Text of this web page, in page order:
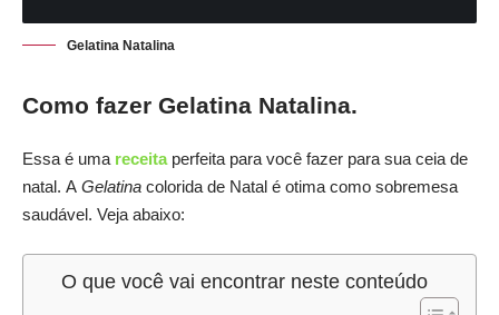
Gelatina Natalina
Como fazer Gelatina Natalina.
Essa é uma receitaperfeita para você fazer para sua ceia de
natal. A Gelatina colorida de Natal é otima como sobremesa
saudável. Veja abaixo:
O que você vai encontrar neste conteúdo